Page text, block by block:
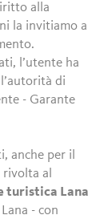
alla
la invitiamo a
l’utente ha
di
- Garante
anche per il
al
turistica Lana
- con